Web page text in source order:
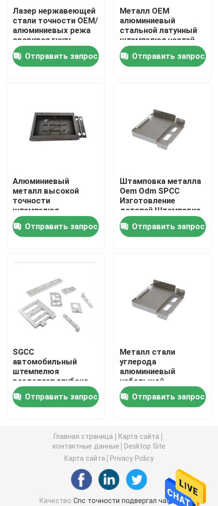
Дом
Продукты
VR - шоу
Путешествие фабрики
Свяжитесь мы
Новости
Cnc точности подвергал части механической
CNC подвергал пластиковые части механической
Керамические изделия точности
Этап XYZ линейный
Приспособления автоматизации
Компоненты точности медицинские
Части робота металла
Лазер нержавеющей
стали точности OEM/
алюминиевых режа
сваривая гнуть
проштемпелеванный
пробивать
штемпелюющ часть
Отправить запрос
Металл OEM
алюминиевый
стальной латунный
штемпелюя частей
освещать глубоко
нарисованный
штемпелюющ части
Отправить запрос
Алюминиевый
металл высокой
точности
штемпелюя
покрытие порошка
стенного угольника
частей
Отправить запрос
Штамповка металла
Oem Odm SPCC
Изготовление
деталей Штамповка
Смешивание
Отправить запрос
SGCC
автомобильный
штемпелюя
разделяет глубоко
вычерченную
высокую
нестандартную
Отправить запрос
Металл стали
углерода
алюминиевый
небольшой
штемпелюя
точность частей для
автомобиля
Отправить запрос
Главная страница
Карта сайта
контактные данные
Desktop Site
Карта сайта
Privacy Policy
КачествоCnc точности подвергал части